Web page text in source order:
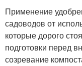
Применение
садоводов от
которые дорого
подготовки перед
созревание